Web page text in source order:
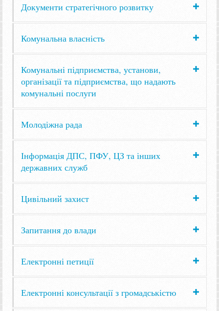
Документи стратегічного розвитку
Комунальна власність
Комунальні підприємства, установи,
організації та підприємства, що надають
комунальні послуги
Молодіжна рада
Інформація ДПС, ПФУ, ЦЗ та інших
державних служб
Цивільний захист
Запитання до влади
Електронні петиції
Електронні консультації з громадськістю